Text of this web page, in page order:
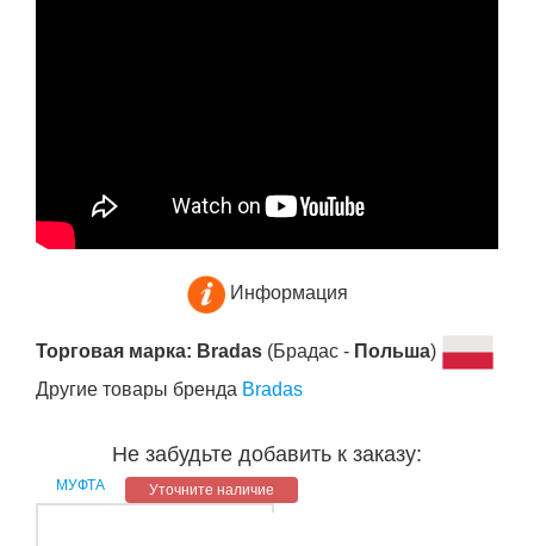
Информация
Торговая марка: Bradas (Брадас - Польша)
Другие товары бренда Bradas
Не забудьте добавить к заказу:
Уточните наличие
МУФТА